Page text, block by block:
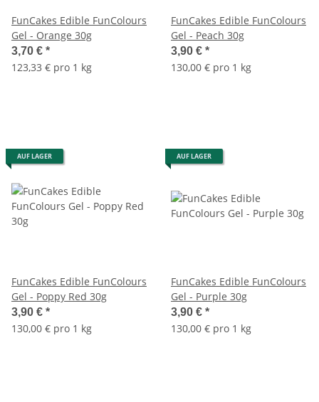
FunCakes Edible FunColours
Gel - Orange 30g
3,70 € *
123,33 € pro 1 kg
FunCakes Edible FunColours
Gel - Peach 30g
3,90 € *
130,00 € pro 1 kg
AUF LAGER
FunCakes Edible FunColours
Gel - Poppy Red 30g
3,90 € *
130,00 € pro 1 kg
AUF LAGER
FunCakes Edible FunColours
Gel - Purple 30g
3,90 € *
130,00 € pro 1 kg